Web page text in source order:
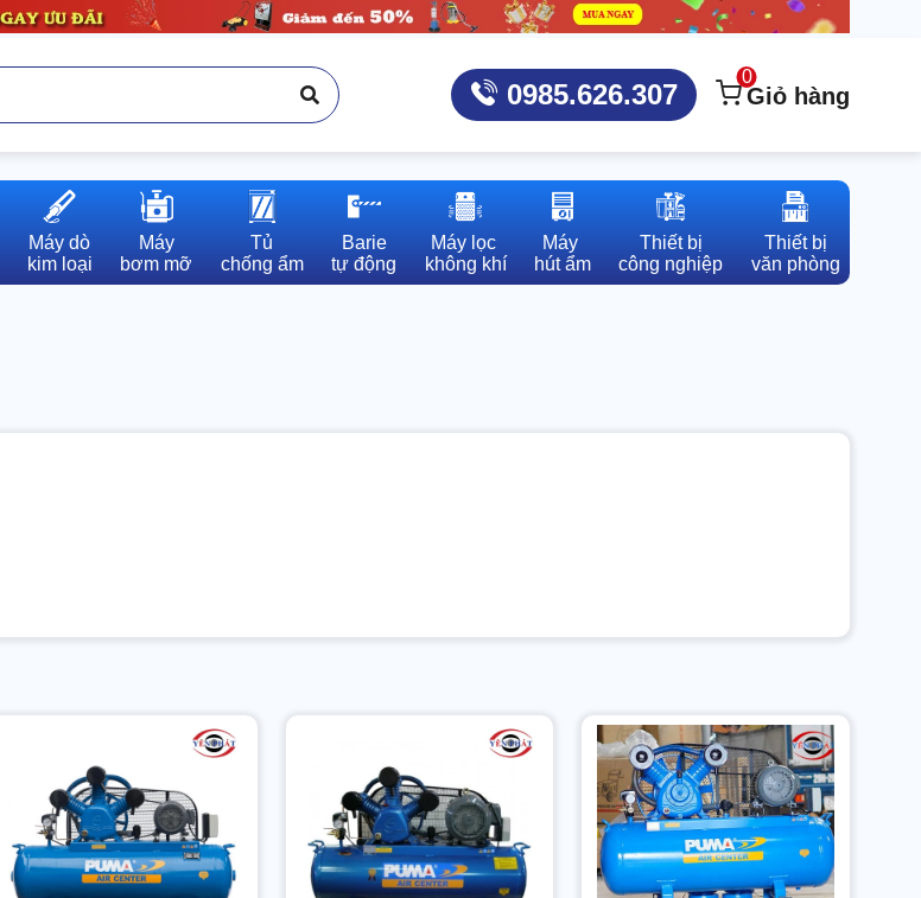
0985.626.307
0
Giỏ hàng
Máy dò
kim loại
Máy
bơm mỡ
Tủ
chống ẩm
Barie
tự động
Máy lọc
không khí
Máy
hút ẩm
Thiết bị
công nghiệp
Thiết bị
văn phòng